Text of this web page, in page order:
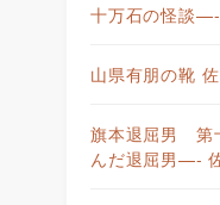
十万石の怪談
山県有朋の靴
旗本退屈男 第
んだ退屈男—-